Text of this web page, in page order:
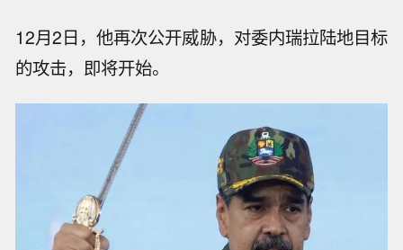
12月2日，他再次公开威胁，对委内瑞拉陆地目标
的攻击，即将开始。